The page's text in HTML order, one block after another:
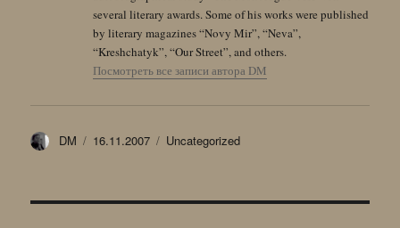
several literary awards. Some of his works were published
by literary magazines “Novy Mir”, “Neva”,
“Kreshchatyk”, “Our Street”, and others.
Посмотреть все записи автора DM
Автор
DM Опубликовано
16.11.2007 Рубрики
Uncategorized